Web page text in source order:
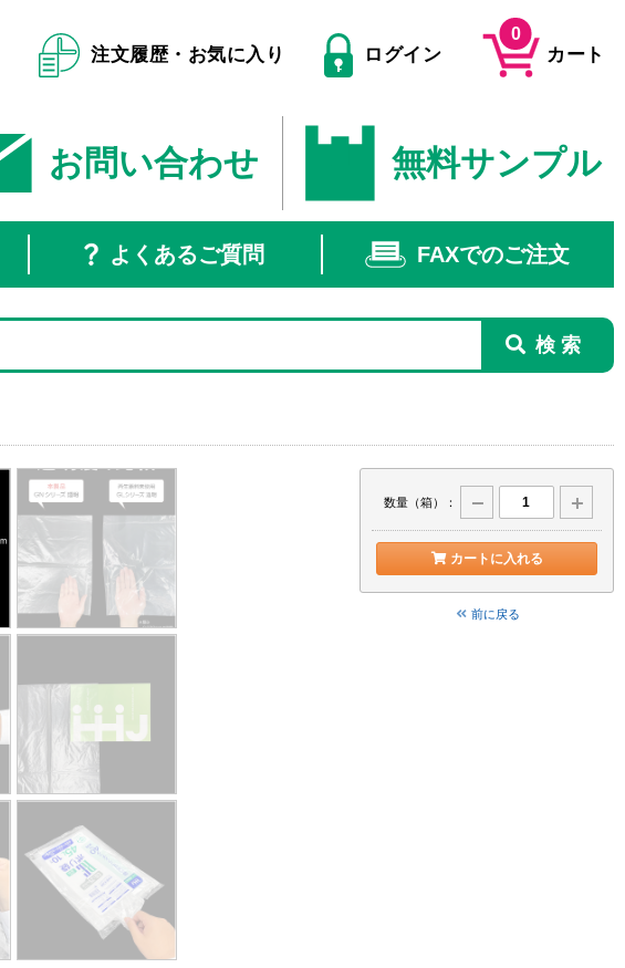
注文履歴・お気に入り ログイン
0
カート
お問い合わせ 無料サンプル
よくあるご質問 FAXでのご注文
数量（箱）：
カートに入れる
前に戻る